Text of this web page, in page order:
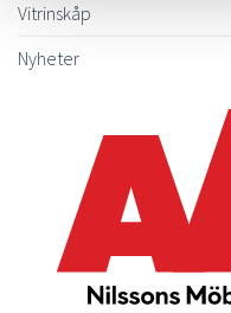
Vitrinskåp
Nyheter